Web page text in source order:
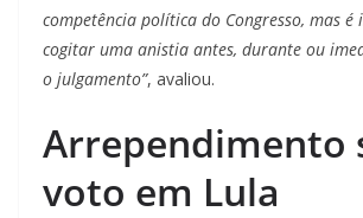
competência política do Congresso, mas é
cogitar uma anistia antes, durante ou
o julgamento”, avaliou.
Arrependimento
voto em Lula